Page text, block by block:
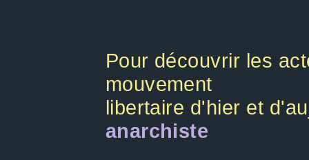
Pour découvrir les
mouvement
libertaire d'hier et
anarchiste